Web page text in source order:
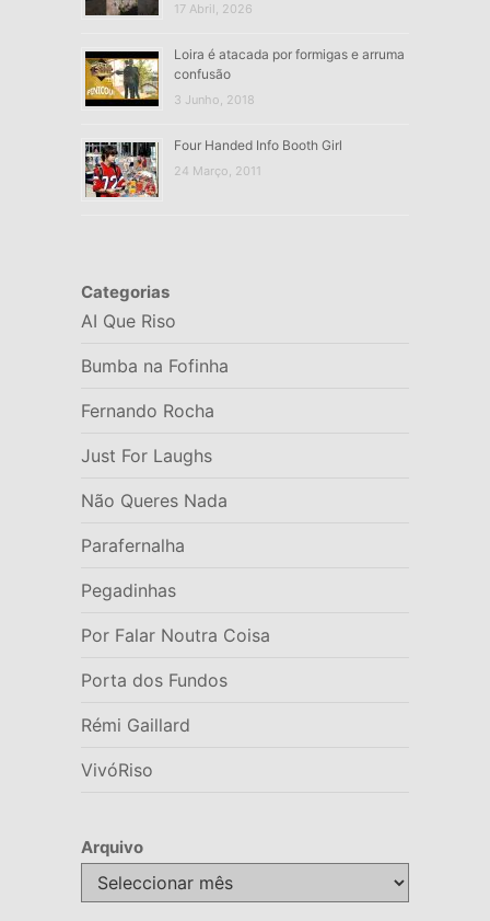
17 Abril, 2026
Loira é atacada por formigas e arruma
confusão
3 Junho, 2018
Four Handed Info Booth Girl
24 Março, 2011
Categorias
AI Que Riso
Bumba na Fofinha
Fernando Rocha
Just For Laughs
Não Queres Nada
Parafernalha
Pegadinhas
Por Falar Noutra Coisa
Porta dos Fundos
Rémi Gaillard
VivóRiso
Arquivo
Arquivo